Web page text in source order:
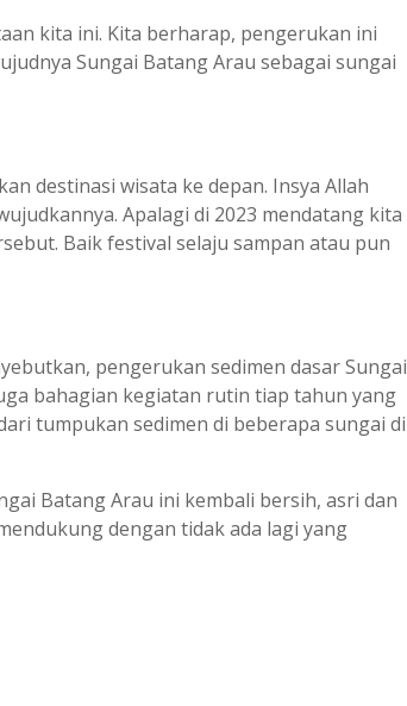
kita ini. Kita berharap, pengerukan ini
Sungai Batang Arau sebagai sungai
destinasi wisata ke depan. Insya Allah
Apalagi di 2023 mendatang kita
Baik festival selaju sampan atau pun
pengerukan sedimen dasar Sungai
bahagian kegiatan rutin tiap tahun yang
tumpukan sedimen di beberapa sungai di
Batang Arau ini kembali bersih, asri dan
dengan tidak ada lagi yang